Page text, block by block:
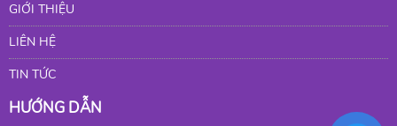
GIỚI THIỆU
LIÊN HỆ
TIN TỨC
HƯỚNG DẪN